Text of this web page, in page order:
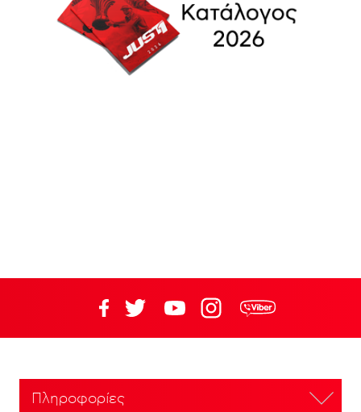
Πληροφορίες